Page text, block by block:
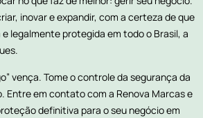
inovar e expandir, com a certeza de que
legalmente protegida em todo o Brasil, a
vença. Tome o controle da segurança da
Entre em contato com a Renova Marcas e
definitiva para o seu negócio em